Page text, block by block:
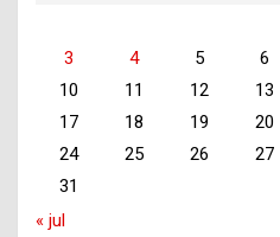
3
4 5 6
10
11 12 13
17
18 19 20
24
25 26 27
31
« jul